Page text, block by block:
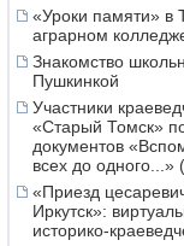
«Уроки памяти» в
аграрном
Знакомство
Пушкинкой
Участники
«Старый Томск»
документов
всех до одного...»
«Приезд
Иркутск»:
историко-